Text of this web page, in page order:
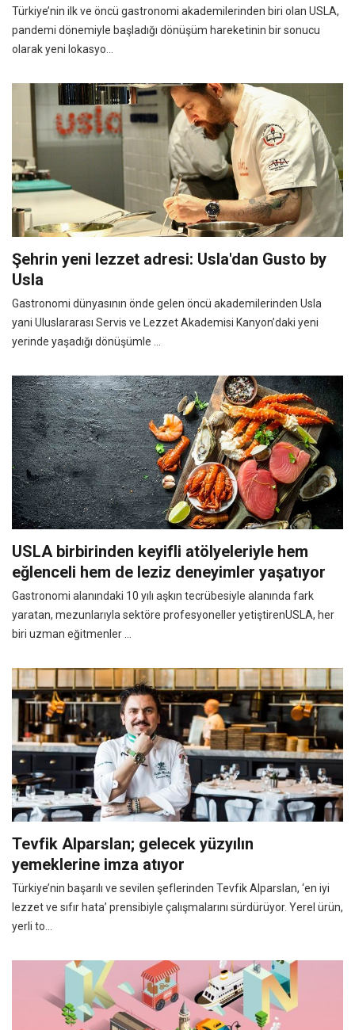
Türkiye’nin ilk ve öncü gastronomi akademilerinden biri olan USLA,
pandemi dönemiyle başladığı dönüşüm hareketinin bir sonucu
olarak yeni lokasyo...
Şehrin yeni lezzet adresi: Usla'dan Gusto by
Usla
Gastronomi dünyasının önde gelen öncü akademilerinden Usla
yani Uluslararası Servis ve Lezzet Akademisi Kanyon’daki yeni
yerinde yaşadığı dönüşümle ...
USLA birbirinden keyifli atölyeleriyle hem
eğlenceli hem de leziz deneyimler yaşatıyor
Gastronomi alanındaki 10 yılı aşkın tecrübesiyle alanında fark
yaratan, mezunlarıyla sektöre profesyoneller yetiştirenUSLA, her
biri uzman eğitmenler ...
Tevfik Alparslan; gelecek yüzyılın
yemeklerine imza atıyor
Türkiye’nin başarılı ve sevilen şeflerinden Tevfik Alparslan, ‘en iyi
lezzet ve sıfır hata’ prensibiyle çalışmalarını sürdürüyor. Yerel ürün,
yerli to...